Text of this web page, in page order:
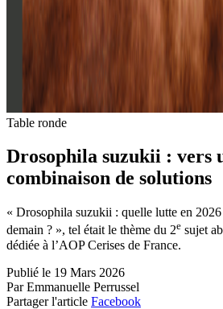
Table ronde
Drosophila suzukii : vers
combinaison de solutions
« Drosophila suzukii : quelle lutte en
demain ? », tel était le thème du 2e sujet
dédiée à l’AOP Cerises de France.
Publié le 19 Mars 2026
Par Emmanuelle Perrussel
Partager l'article Facebook